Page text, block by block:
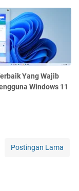
Yang Wajib
Windows 11
Postingan Lama